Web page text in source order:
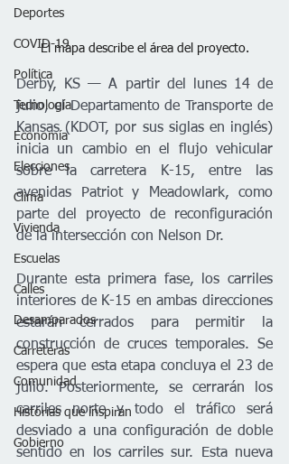
Deportes
COVID-19
Política
Tecnología
Economía
Elecciones
Clima
Vivienda
Escuelas
Calles
Desamparados
Carreteras
Comunidad
Historias que inspiran
Gobierno
El mapa describe el área del proyecto.
Derby, KS — A partir del lunes 14 de
julio, el Departamento de Transporte de
Kansas (KDOT, por sus siglas en inglés)
inicia un cambio en el flujo vehicular
sobre la carretera K-15, entre las
avenidas Patriot y Meadowlark, como
parte del proyecto de reconfiguración
de la intersección con Nelson Dr.
Durante esta primera fase, los carriles
interiores de K-15 en ambas direcciones
estarán cerrados para permitir la
construcción de cruces temporales. Se
espera que esta etapa concluya el 23 de
julio. Posteriormente, se cerrarán los
carriles norte y todo el tráfico será
desviado a una configuración de doble
sentido en los carriles sur. Esta nueva